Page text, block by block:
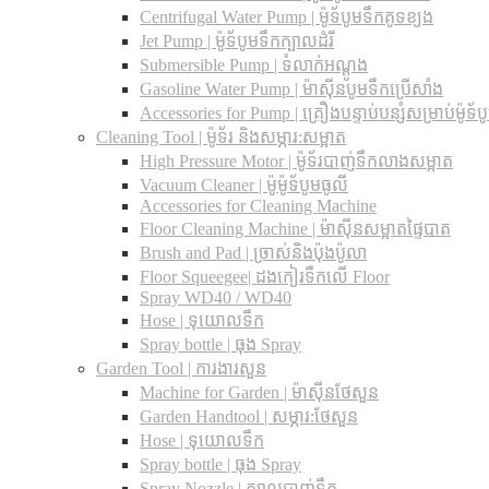
Centrifugal Water Pump | ម៉ូទ័បូមទឹកគូទខ្យង
Jet Pump | ម៉ូទ័បូមទឹកក្បាលដំរី
Submersible Pump | ទំលាក់អណ្តូង
Gasoline Water Pump | ម៉ាស៊ីនបូមទឹកប្រើសាំង
Accessories for Pump | គ្រឿងបន្ទាប់បន្សំសម្រាប់ម៉ូទ័
Cleaning Tool | ម៉ូទ័រ និងសម្ភារ:សម្អាត
High Pressure Motor | ម៉ូទ័របាញ់ទឹកលាងសម្អាត
Vacuum Cleaner | ម៉ូម៉ូទ័បូមធូលី
Accessories for Cleaning Machine
Floor Cleaning Machine | ម៉ាស៊ីនសម្អាតផ្ទៃបាត
Brush and Pad | ច្រាស់និងប៉ុងប៉ូលា
Floor Squeegee| ដងកៀរទឺកលើ Floor
Spray WD40 / WD40
Hose | ទុយោលទឹក
Spray bottle | ធុង Spray
Garden Tool | ការងារសួន
Machine for Garden | ម៉ាស៊ីនថែសួន
Garden Handtool | សម្ភារ:ថែសួន
Hose | ទុយោលទឹក
Spray bottle | ធុង Spray